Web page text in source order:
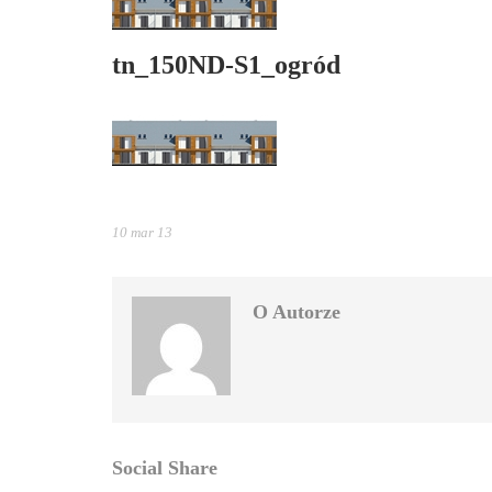
tn_150ND-S1_ogród
10 mar 13
O Autorze
Social Share